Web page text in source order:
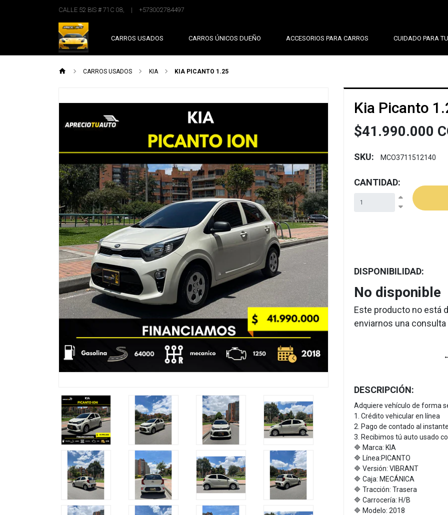
CALLE 52 BIS # 71C 08, | +573002784497
CARROS USADOS CARROS ÚNICOS DUEÑO ACCESORIOS PARA CARROS CUIDADO PARA
CARROS USADOS KIA KIA PICANTO 1.25
Kia Picanto
$41.990.000
SKU: MCO3711512140
CANTIDAD:
DISPONIBILIDAD:
No disponible
Este producto no está
enviarnos una
DESCRIPCIÓN:
Adquiere vehículo de forma
1. Crédito vehicular en línea
2. Pago de contado al
3. Recibimos tú auto usado
🔷 Marca: KIA
🔷 Línea:PICANTO
🔷 Versión: VIBRANT
🔷 Caja: MECÁNICA
🔷 Tracción: Trasera
🔷 Carrocería: H/B
🔷 Modelo: 2018